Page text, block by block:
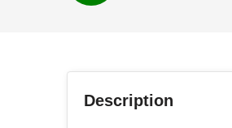
Description